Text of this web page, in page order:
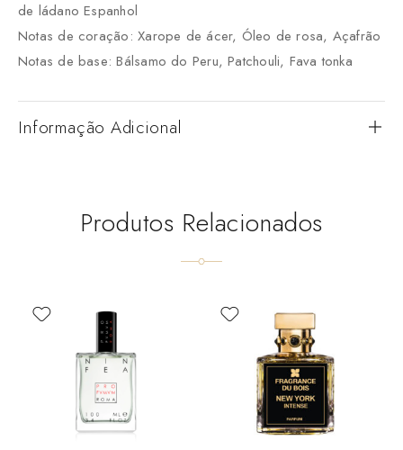
de ládano Espanhol
Notas de coração: Xarope de ácer, Óleo de rosa, Açafrão
Notas de base: Bálsamo do Peru, Patchouli, Fava tonka
Informação Adicional
Produtos Relacionados